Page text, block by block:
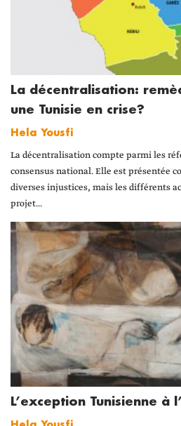
La décentralisation:
une Tunisie en crise?
Hela Yousfi
La décentralisation compte parmi les
consensus national. Elle est présentée
diverses injustices, mais les différents
projet...
L’exception Tunisienne à